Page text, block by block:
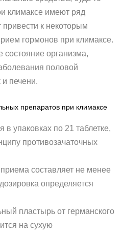
климаксе имеют ряд
привести к некоторым
гормонов при климаксе.
состояние организма,
половой
печени.
препаратов при климаксе
в упаковках по 21 таблетке,
противозачаточных
составляет не менее
определяется
пластырь от германского
на сухую